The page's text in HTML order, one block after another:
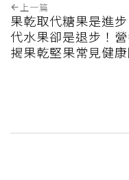
上一篇
果乾取代糖果是進
代水果卻是退步！
揭果乾堅果常見健